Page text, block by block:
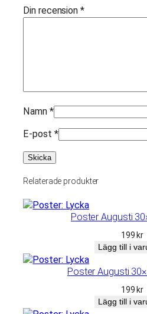
d
m
Din recension *
Namn *
E-post *
Relaterade produkter
Poster Augusti
199 kr
Lägg till i
Poster Augusti
199 kr
Lägg till i